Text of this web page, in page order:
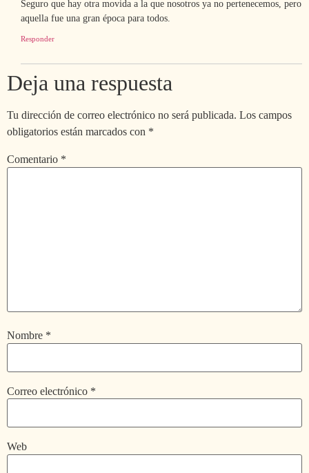
Seguro que hay otra movida a la que nosotros ya no pertenecemos, pero
aquella fue una gran época para todos.
Responder
Deja una respuesta
Tu dirección de correo electrónico no será publicada. Los campos
obligatorios están marcados con *
Comentario *
Nombre *
Correo electrónico *
Web